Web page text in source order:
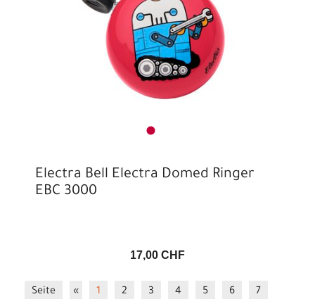
Electra Bell Electra Domed Ringer
EBC 3000
17,00 CHF
Seite « 1 2 3 4 5 6
7